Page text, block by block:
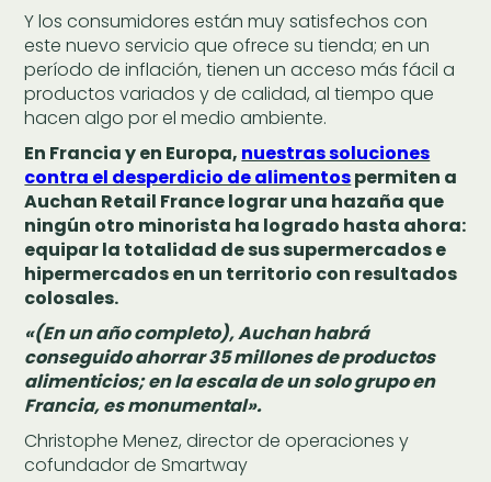
Y los consumidores están muy satisfechos con
este nuevo servicio que ofrece su tienda; en un
período de inflación, tienen un acceso más fácil a
productos variados y de calidad, al tiempo que
hacen algo por el medio ambiente.
En Francia y en Europa, nuestras soluciones
contra el desperdicio de alimentospermiten a
Auchan Retail France lograr una hazaña que
ningún otro minorista ha logrado hasta ahora:
equipar la totalidad de sus supermercados e
hipermercados en un territorio con resultados
colosales.
«(En un año completo), Auchan habrá
conseguido ahorrar 35 millones de productos
alimenticios; en la escala de un solo grupo en
Francia, es monumental».
Christophe Menez, director de operaciones y
cofundador de Smartway